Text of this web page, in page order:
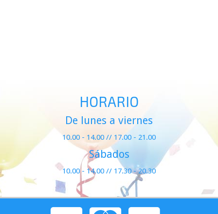
HORARIO
De lunes a viernes
10.00 - 14.00 // 17.00 - 21.00
Sábados
10.00 - 14.00 // 17.30 - 20.30